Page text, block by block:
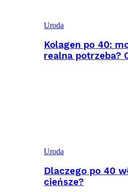
Uroda
Kolagen po 40:
realna potrzeba?
Uroda
Dlaczego po 40
cieńsze?